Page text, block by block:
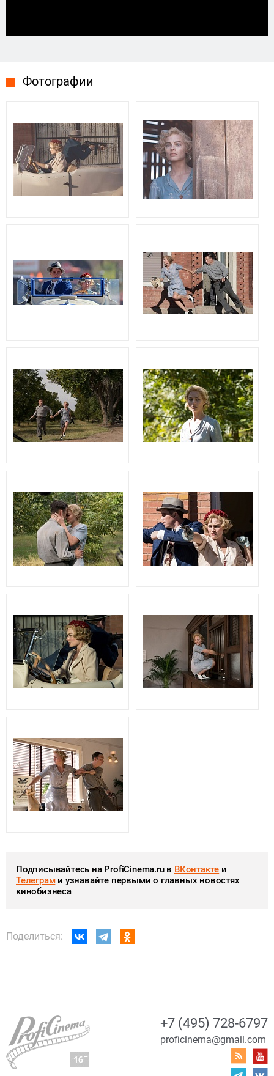
Фотографии
Подписывайтесь на ProfiCinema.ru в ВКонтакте и
Телеграми узнавайте первыми о главных новостях
кинобизнеса
Поделиться:
+7 (495) 728-6797
proficinema@gmail.com